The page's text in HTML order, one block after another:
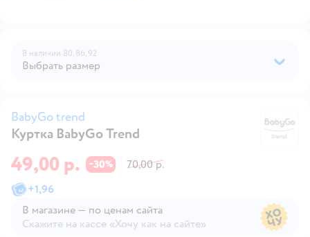
В наличии 80, 86, 92
Выбрать размер
BabyGo trend
Куртка BabyGo Trend
49,00 р. −30%
70,00 р.
+1,96
В магазине — по ценам сайта
Скажите на кассе «Хочу как на сайте»